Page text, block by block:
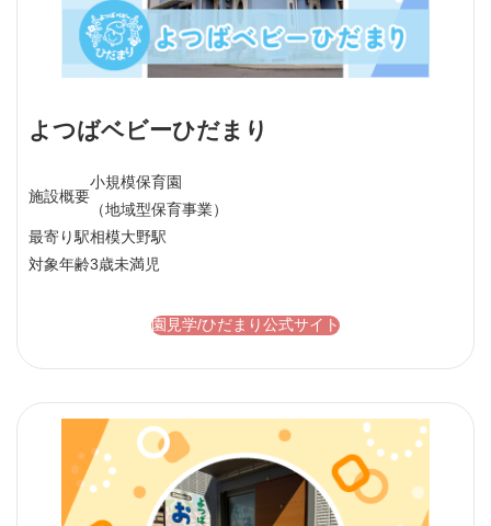
よつばベビーひだまり
施設概要
小規模保育園
（地域型保育事業）
最寄り駅相模大野駅
対象年齢3歳未満児
園見学/ひだまり公式サイト